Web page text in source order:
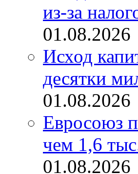
из-за
Исход
десятки
Евросоюз
чем 1,6